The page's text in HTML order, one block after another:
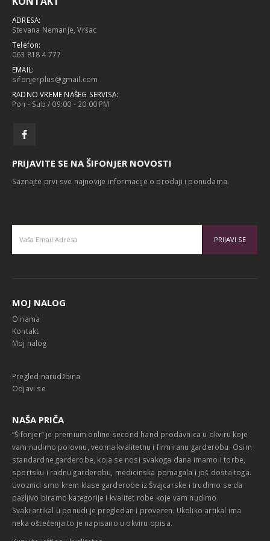
ADRESA:
Stevana Nemanje, Vršac
Telefon:
063 818 4 777
EMAIL:
sifonjerplus@gmail.com
RADNO VREME NAŠEG SERVISA:
Pon - Sub / 09:00 - 20:00 PM
PRIJAVITE SE NA ŠIFONJER NOVOSTI
Saznajte prvi sve najnovije informacije o prodaji i ponudama.
MOJ NALOG
O nama
Kontakt
Moj nalog
Pregled narudžbina
Odjavi se
NAŠA PRIČA
“Šifonjer” je premium online second hand prodavnica u okviru koje
vam nudimo polovnu, veoma kvalitetnu i firmiranu garderobu. Osim
standardne garderobe, koja se nosi svakoga dana imamo i torbe,
sportsku i radnu garderobu, medicinska pomagala i još dosta toga.
Uvoznici smo krem klase garderobe iz Švajcarske i trudimo se da
pažljivo biramo kategorije i kvalitet robe koje vam nudimo.
Svaki artikal u ponudi je pregledan i proveren. Ukoliko artikal ima
neka oštećenja to je napisano u okviru opisa.